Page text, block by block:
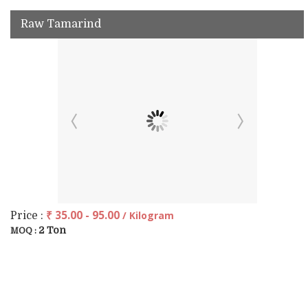
Raw Tamarind
Price : ₹ 35.00 - 95.00 / Kilogram
MOQ : 2 Ton